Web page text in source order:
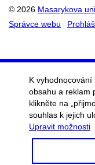
© 2026 Masarykova
Správce webu
K
obsahu a reklam
klikněte na
souhlas k jejich
Upravit možnosti